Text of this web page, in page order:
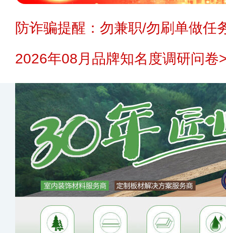
防诈骗提醒：勿兼职/勿刷单做任
2026年08月品牌知名度调研问卷